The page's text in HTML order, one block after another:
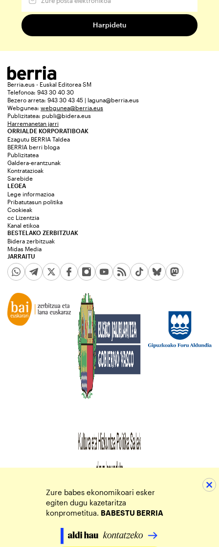
Berria.eus - Euskal Editorea SM
Telefonoa: 943 30 40 30
Bezero arreta: 943 30 43 45 | laguna@berria.eus
Webgunea: webgunea@berria.eus
Publizitatea: publi@bidera.eus
Harremanetan jarri
ORRIALDE KORPORATIBOAK
Ezagutu BERRIA Taldea
BERRIA berri bloga
Publizitatea
Galdera-erantzunak
Kontratazioak
Sarebide
JARRAITU
LEGEA
Lege informazioa
Pribatutasun politika
Cookieak
cc Lizentzia
Kanal etikoa
BESTELAKO ZERBITZUAK
Bidera zerbitzuak
Midas Media
Zure babes ekonomikoari esker
egiten dugu kazetaritza
konprometitua. BABESTU BERRIA